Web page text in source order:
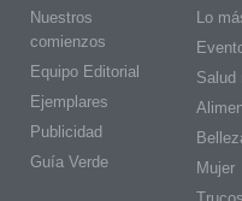
Nuestros
comienzos
Equipo Editorial
Ejemplares
Publicidad
Guía Verde
Lo
Salud
Mujer